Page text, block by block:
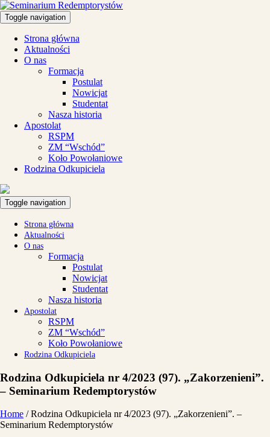
Toggle navigation
Strona główna
Aktualności
O nas
Formacja
Postulat
Nowicjat
Studentat
Nasza historia
Apostolat
RSPM
ZM “Wschód”
Koło Powołaniowe
Rodzina Odkupiciela
Toggle navigation
Strona główna
Aktualności
O nas
Formacja
Postulat
Nowicjat
Studentat
Nasza historia
Apostolat
RSPM
ZM “Wschód”
Koło Powołaniowe
Rodzina Odkupiciela
Rodzina Odkupiciela nr 4/2023 (97). „Zakorzenieni”.
– Seminarium Redemptorystów
Home / Rodzina Odkupiciela nr 4/2023 (97). „Zakorzenieni”. –
Seminarium Redemptorystów